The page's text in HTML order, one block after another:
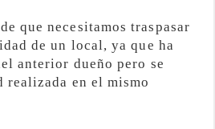
que necesitamos traspasar
de un local, ya que ha
anterior dueño pero se
en el mismo